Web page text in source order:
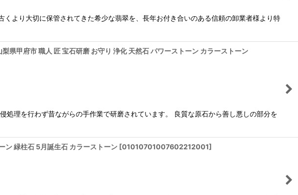
より大切に保管されてきた希少な翡翠を、長年お付き合いのある信頼の卸業者様より特
県甲府市 職人 匠 宝石研磨 お守り 浄化 天然石 パワーストーン カラーストーン
理を行わず昔ながらの手作業で研磨されています。 良質な原石から善し悪しの部分を
ン 緑柱石 5月誕生石 カラーストーン [01010701007602212001]